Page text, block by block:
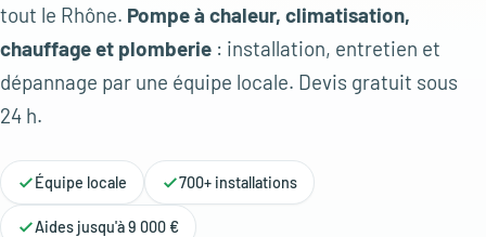
tout le Rhône. Pompe à chaleur, climatisation,
chauffage et plomberie : installation, entretien et
dépannage par une équipe locale. Devis gratuit sous
24 h.
Équipe locale 700+ installations
Aides jusqu'à 9 000 €